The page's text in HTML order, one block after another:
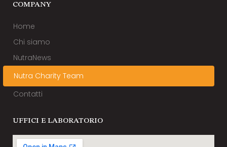
COMPANY
Home
Chi siamo
NutraNews
Nutra Charity Team
Contatti
UFFICI E LABORATORIO